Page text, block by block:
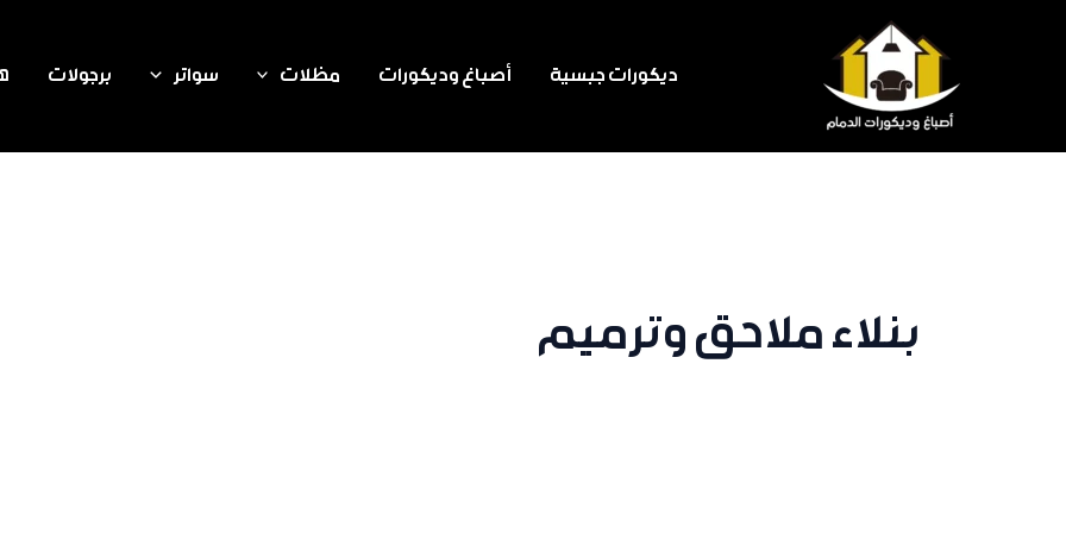
ديكورات جبسية أصباغ وديكورات مظلات سواتر برجولات
بنلاء ملاحق وترميم